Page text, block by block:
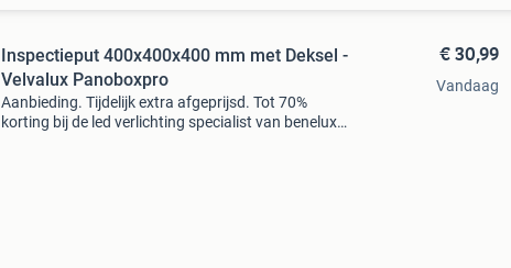
Inspectieput 400x400x400 mm met Deksel -
Velvalux Panoboxpro
Aanbieding. Tijdelijk extra afgeprijsd. Tot 70%
korting bij de led verlichting specialist van benelux!
€ 30,99
Vandaag